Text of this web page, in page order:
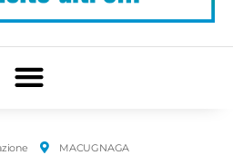
MACUGNAGA